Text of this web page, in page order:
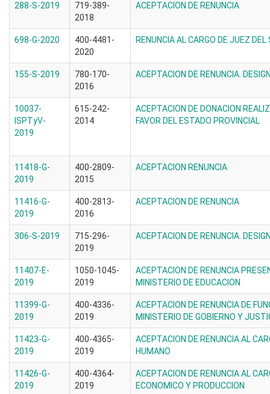
288-S-2019
719-389-
2018
ACEPTACION DE RENUNCIA
698-G-2020
400-4481-
2020
RENUNCIA AL CARGO DE JUEZ
155-S-2019
780-170-
2016
ACEPTACION DE RENUNCIA.
10037-
ISPTyV-
2019
615-242-
2014
ACEPTACION DE DONACION
FAVOR DEL ESTADO PROVINCIAL
11418-G-
2019
400-2809-
2015
ACEPTACION RENUNCIA
11416-G-
2019
400-2813-
2016
ACEPTACION DE RENUNCIA
306-S-2019
715-296-
2019
ACEPTACION DE RENUNCIA.
11407-E-
2019
1050-1045-
2019
ACEPTACION DE RENUNCIA
MINISTERIO DE EDUCACION
11399-G-
2019
400-4336-
2019
ACEPTACION DE RENUNCIA DE
MINISTERIO DE GOBIERNO Y
11423-G-
2019
400-4365-
2019
ACEPTACION DE RENUNCIA AL
HUMANO
11426-G-
2019
400-4364-
2019
ACEPTACION DE RENUNCIA AL
ECONOMICO Y PRODUCCION